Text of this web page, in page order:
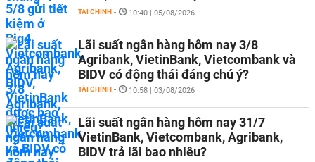
TÀI CHÍNH - 10:40 | 05/08/2026
Lãi suất ngân hàng hôm nay 3/8
Agribank, VietinBank, Vietcombank và
BIDV có động thái đáng chú ý?
TÀI CHÍNH - 10:58 | 03/08/2026
Lãi suất ngân hàng hôm nay 31/7
VietinBank, Vietcombank, Agribank,
BIDV trả lãi bao nhiêu?